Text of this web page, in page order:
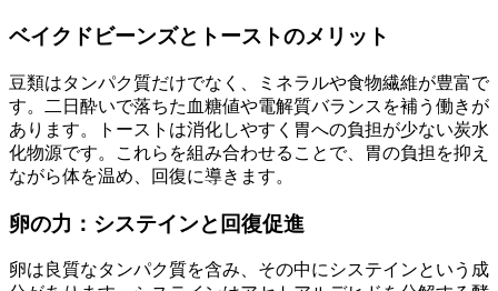
ベイクドビーンズとトーストのメリット
豆類はタンパク質だけでなく、ミネラルや食物繊維が豊富で
す。二日酔いで落ちた血糖値や電解質バランスを補う働きが
あります。トーストは消化しやすく胃への負担が少ない炭水
化物源です。これらを組み合わせることで、胃の負担を抑え
ながら体を温め、回復に導きます。
卵の力：システインと回復促進
卵は良質なタンパク質を含み、その中にシステインという成